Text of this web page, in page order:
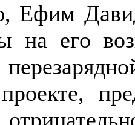
Ефим
на его